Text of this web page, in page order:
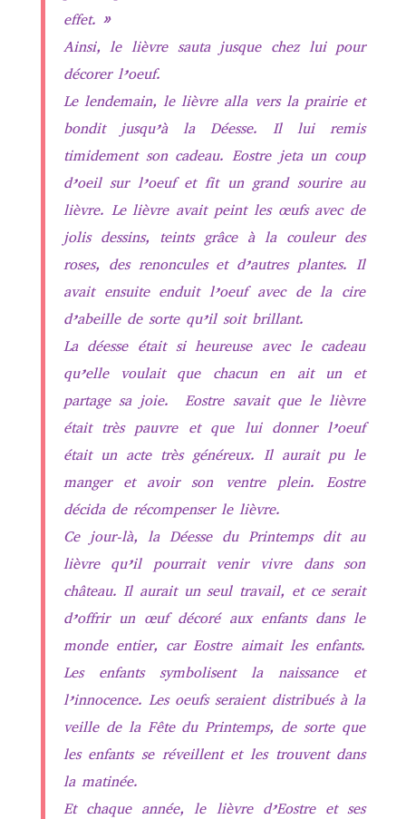
effet. »
Ainsi, le lièvre sauta jusque chez lui pour
décorer l’oeuf.
Le lendemain, le lièvre alla vers la prairie et
bondit jusqu’à la Déesse. Il lui remis
timidement son cadeau. Eostre jeta un coup
d’oeil sur l’oeuf et fit un grand sourire au
lièvre. Le lièvre avait peint les œufs avec de
jolis dessins, teints grâce à la couleur des
roses, des renoncules et d’autres plantes. Il
avait ensuite enduit l’oeuf avec de la cire
d’abeille de sorte qu’il soit brillant.
La déesse était si heureuse avec le cadeau
qu’elle voulait que chacun en ait un et
partage sa joie. Eostre savait que le lièvre
était très pauvre et que lui donner l’oeuf
était un acte très généreux. Il aurait pu le
manger et avoir son ventre plein. Eostre
décida de récompenser le lièvre.
Ce jour-là, la Déesse du Printemps dit au
lièvre qu’il pourrait venir vivre dans son
château. Il aurait un seul travail, et ce serait
d’offrir un œuf décoré aux enfants dans le
monde entier, car Eostre aimait les enfants.
Les enfants symbolisent la naissance et
l’innocence. Les oeufs seraient distribués à la
veille de la Fête du Printemps, de sorte que
les enfants se réveillent et les trouvent dans
la matinée.
Et chaque année, le lièvre d’Eostre et ses